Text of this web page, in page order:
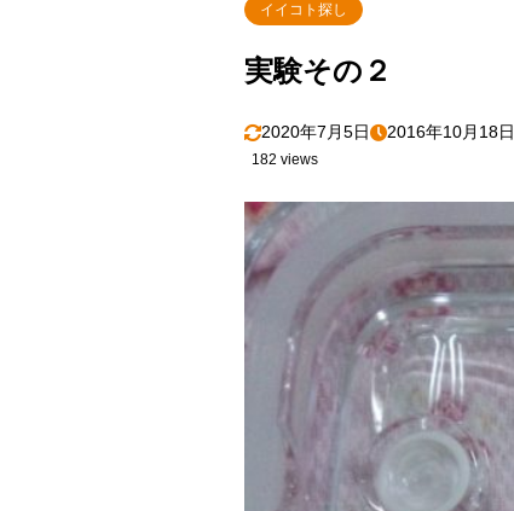
イイコト探し
実験その２
2020年7月5日 2016年10月18日
182 views